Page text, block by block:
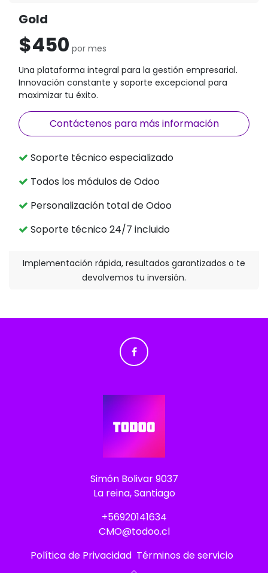
Gold
$450 por mes
Una plataforma integral para la gestión empresarial.
Innovación constante y soporte excepcional para
maximizar tu éxito.
Contáctenos para más información
Soporte técnico especializado
Todos los módulos de Odoo
Personalización total de Odoo
Soporte técnico 24/7 incluido
Implementación rápida, resultados garantizados o te
devolvemos tu inversión.
Simón Bolivar 9037
La reina, Santiago
+56920141634
CMO@todoo.cl
Política de Privacidad Términos de servicio